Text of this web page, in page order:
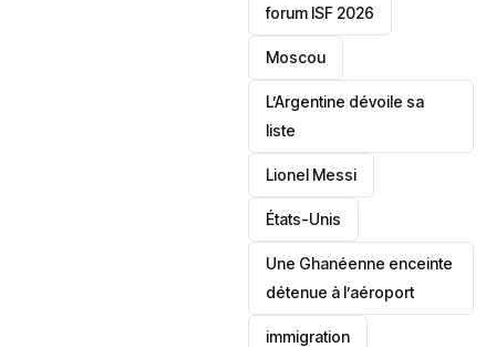
forum ISF 2026
Moscou
L’Argentine dévoile sa
liste
Lionel Messi
‎États-Unis
Une Ghanéenne enceinte
détenue à l’aéroport
immigration